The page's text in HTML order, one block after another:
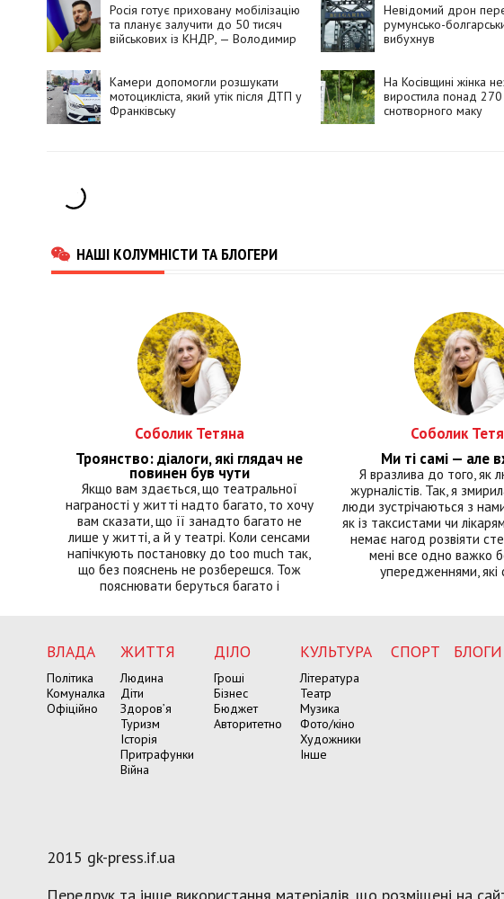
Росія готує приховану мобілізацію
та планує залучити до 50 тисяч
військових із КНДР, — Володимир
Невідомий дрон
румунсько-
вибухнув
Камери допомогли розшукати
мотоцикліста, який утік після ДТП у
Франківську
На Косівщині жінка
виростила понад
снотворного маку
НАШІ КОЛУМНІСТИ ТА БЛОГЕРИ
Соболик Тетяна
Троянство: діалоги, які глядач не
повинен був чути
Якщо вам здається, що театральної
награності у житті надто багато, то хочу
вам сказати, що її занадто багато не
лише у житті, а й у театрі. Коли сенсами
напічкують постановку до too much так,
що без пояснень не розберешся. Тож
пояснювати беруться багато і
Соболик
Ми ті самі — але
Я вразлива до того, як
журналістів. Так, я
люди зустрічаються з
як із таксистами чи
немає нагод розвіяти
мені все одно важко
упередженнями, які
ВЛАДА
Політика
Комуналка
Офіційно
ЖИТТЯ
Людина
Діти
Здоров’я
Туризм
Історія
Притрафунки
Війна
ДІЛО
Гроші
Бізнес
Бюджет
Авторитетно
КУЛЬТУРА
Література
Театр
Музика
Фото/кіно
Художники
Інше
СПОРТ БЛОГИ
2015 gk-press.if.ua
Передрук та інше використання матеріалів, що розміщені на